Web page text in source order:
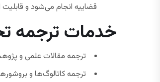
قضاییه انجام می‌شود و قابلیت
خدمات ترجمه
ترجمه مقالات علمی و
ترجمه کاتالوگ‌ها و